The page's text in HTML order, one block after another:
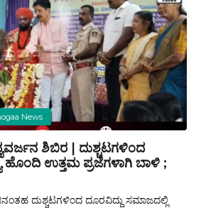
News
ಶಿಬಿರ | ದುಶ್ಚಟಗಳಿಂದ
ಹೊಂದಿ ಉತ್ತಮ ಪ್ರಜೆಗಳಾಗಿ ಬಾಳಿ ;
ದುಶ್ಚಟಗಳಿಂದ ದೂರವಿದ್ದು ಸಮಾಜದಲ್ಲಿ